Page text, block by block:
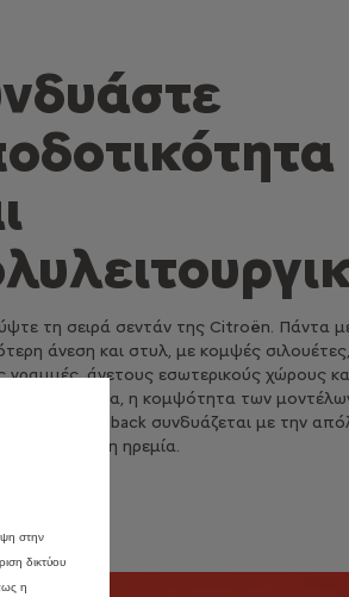
τη σειρά σεντάν της Citroën. Πάντα
άνεση και στυλ, με κομψές σιλουέτες,
γραμμές, άνετους εσωτερικούς χώρους
τεχνολογία, η κομψότητα των
Citroën Hatchback συνδυάζεται με την
με απόλυτη ηρεμία.
στην
δικτύου
η